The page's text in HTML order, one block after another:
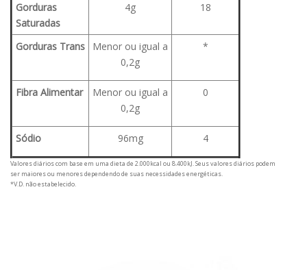
Gorduras
Saturadas
4g 18
Gorduras Trans
Menor ou igual a
0,2g
*
Fibra Alimentar
Menor ou igual a
0,2g
0
Sódio 96mg 4
Valores diários com base em uma dieta de 2.000kcal ou 8.400kJ. Seus valores diários podem
ser maiores ou menores dependendo de suas necessidades energéticas.
*V.D. não estabelecido.